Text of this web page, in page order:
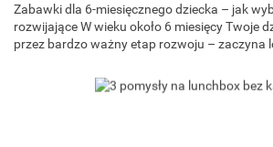
Zabawki dla 6-miesięcznego dziecka – jak
rozwijające W wieku około 6 miesięcy Twoje
przez bardzo ważny etap rozwoju – zaczyna